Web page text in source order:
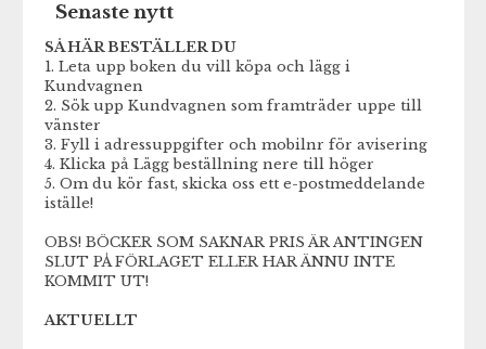
Senaste nytt
SÅ HÄR BESTÄLLER DU
1. Leta upp boken du vill köpa och lägg i
Kundvagnen
2. Sök upp Kundvagnen som framträder uppe till
vänster
3. Fyll i adressuppgifter och mobilnr för avisering
4. Klicka på Lägg beställning nere till höger
5. Om du kör fast, skicka oss ett e-postmeddelande
iställe!
OBS! BÖCKER SOM SAKNAR PRIS ÄR ANTINGEN
SLUT PÅ FÖRLAGET ELLER HAR ÄNNU INTE
KOMMIT UT!
AKTUELLT